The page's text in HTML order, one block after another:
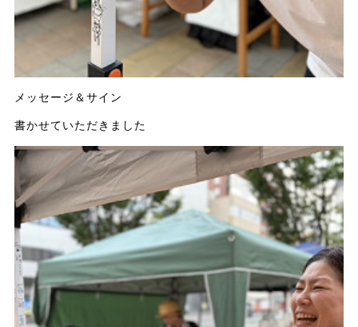
メッセージ＆サイン
書かせていただきました